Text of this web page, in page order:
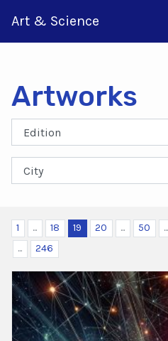
Art & Science
Greek
Artworks
1 ... 18 19 20 ... 50 ...
...
246